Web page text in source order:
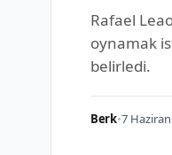
Rafael
oynamak
belirledi.
Berk•7